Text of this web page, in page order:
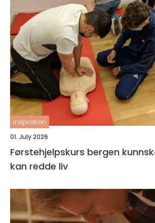
inspiration
01. July 2026
Førstehjelpskurs bergen kunnskapen som
kan redde liv